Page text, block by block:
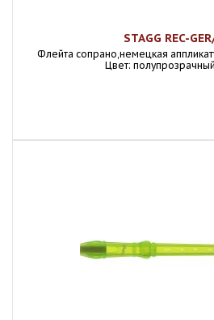
STAGG REC-
Флейта сопрано,немецкая
Цвет: